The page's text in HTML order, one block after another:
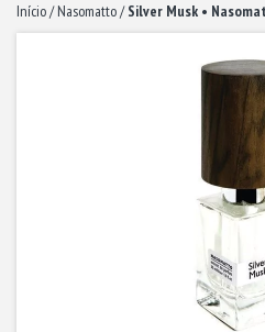
Início/ Nasomatto/ Silver Musk •